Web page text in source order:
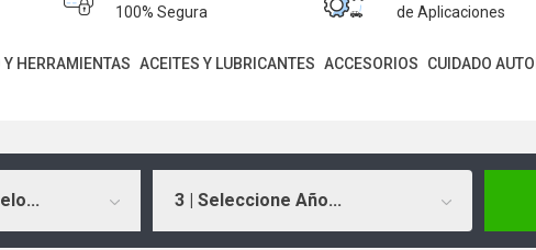
100% Segura
de Aplicaciones
Y HERRAMIENTAS ACEITES Y LUBRICANTES ACCESORIOS CUIDADO
3 | Seleccione Año...